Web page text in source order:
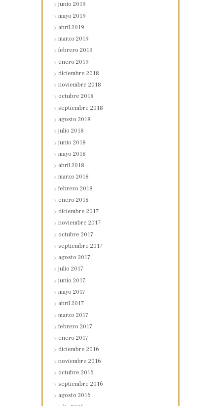
junio2019
mayo2019
abril2019
marzo2019
febrero2019
enero2019
diciembre2018
noviembre2018
octubre2018
septiembre2018
agosto2018
julio2018
junio2018
mayo2018
abril2018
marzo2018
febrero2018
enero2018
diciembre2017
noviembre2017
octubre2017
septiembre2017
agosto2017
julio2017
junio2017
mayo2017
abril2017
marzo2017
febrero2017
enero2017
diciembre2016
noviembre2016
octubre2016
septiembre2016
agosto2016